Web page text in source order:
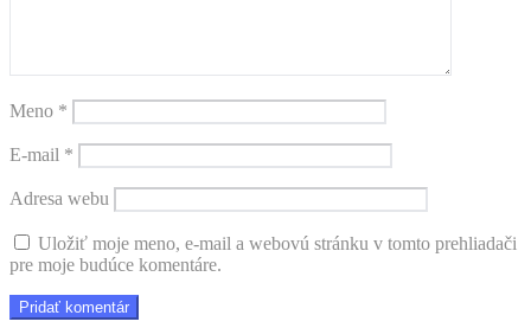
Meno *
E-mail *
Adresa webu
Uložiť moje meno, e-mail a webovú stránku v tomto prehliadači
pre moje budúce komentáre.